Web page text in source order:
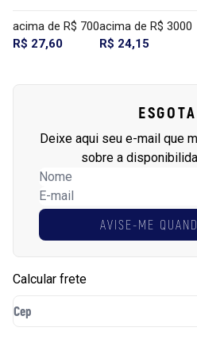
acima de R$ 700
R$ 27,60
acima de R$ 3000
R$ 24,15
Deixe aqui seu e-mail que
sobre a
AVISE-ME
Calcular frete